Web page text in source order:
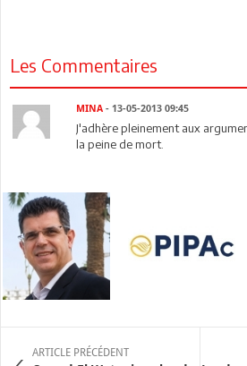
Les Commentaires
MINA - 13-05-2013 09:45
J'adhère pleinement aux
la peine de mort.
ARTICLE PRÉCÉDENT